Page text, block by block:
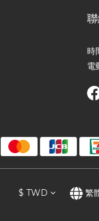
時
電
$ TWD 繁